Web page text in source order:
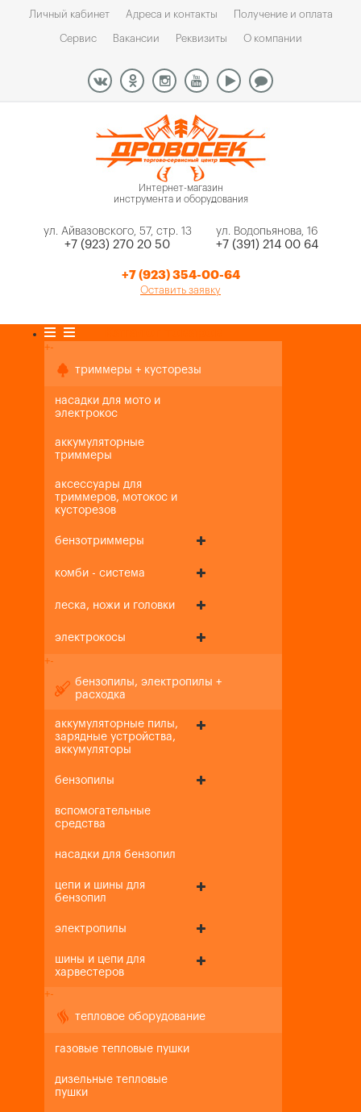
Личный кабинет Адреса и контакты Получение и оплата
Сервис Вакансии Реквизиты О компании
Интернет-магазин
инструмента и оборудования
ул. Айвазовского, 57, стр. 13
+7 (923) 270 20 50
ул. Водопьянова, 16
+7 (391) 214 00 64
+7 (923) 354-00-64
Оставить заявку
+-
триммеры + кусторезы
насадки для мото и
электрокос
аккумуляторные
триммеры
аксессуары для
триммеров, мотокос и
кусторезов
бензотриммеры
комби - система
леска, ножи и головки
электрокосы
+-
бензопилы, электропилы +
расходка
аккумуляторные пилы,
зарядные устройства,
аккумуляторы
бензопилы
вспомогательные
средства
насадки для бензопил
цепи и шины для
бензопил
электропилы
шины и цепи для
харвестеров
+-
тепловое оборудование
газовые тепловые пушки
дизельные тепловые
пушки